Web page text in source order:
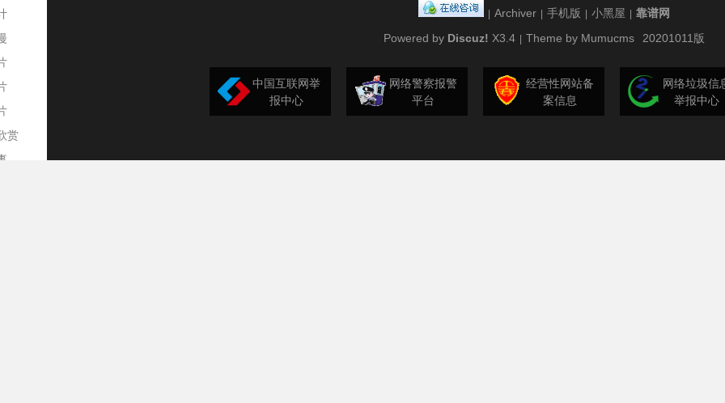
赏
Archiver 手机版 小黑屋
靠谱网
Powered by Discuz! X3.4 Theme by Mumucms 20201011版
中国互联网举
报中心
网络警察报警
平台
经营性网站备
案信息
网络垃圾信
举报中心